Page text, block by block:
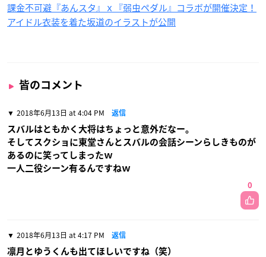
課金不可避『あんスタ』ｘ『弱虫ペダル』コラボが開催決定！
アイドル衣装を着た坂道のイラストが公開
皆のコメント
2018年6月13日 at 4:04 PM 返信
スバルはともかく大将はちょっと意外だなー。
そしてスクショに東堂さんとスバルの会話シーンらしきものが
あるのに笑ってしまったｗ
一人二役シーン有るんですねｗ
0
2018年6月13日 at 4:17 PM 返信
凛月とゆうくんも出てほしいですね（笑）